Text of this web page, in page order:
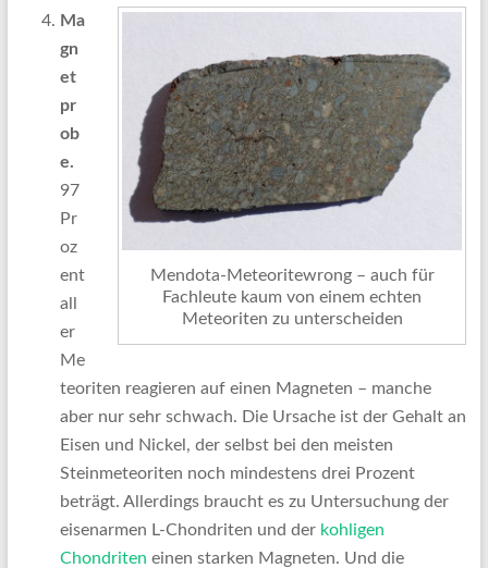
Mendota-Meteoritewrong – auch für
Fachleute kaum von einem echten
Meteoriten zu unterscheiden
Ma
gn
et
pr
ob
e.
97
Pr
oz
ent
all
er
Me
teoriten reagieren auf einen Magneten – manche
aber nur sehr schwach. Die Ursache ist der Gehalt an
Eisen und Nickel, der selbst bei den meisten
Steinmeteoriten noch mindestens drei Prozent
beträgt. Allerdings braucht es zu Untersuchung der
eisenarmen L-Chondriten und der kohligen
Chondriten einen starken Magneten. Und die